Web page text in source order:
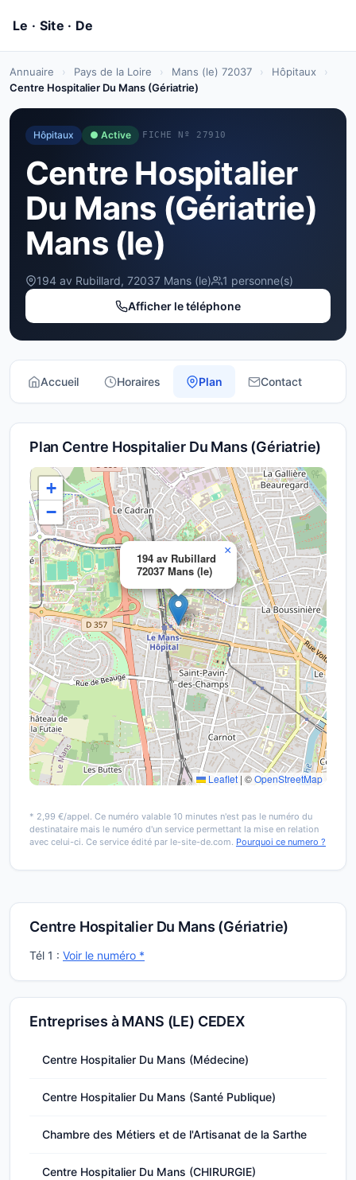
Annuaire › Pays de la Loire › Mans (le) 72037 › Hôpitaux
›
Centre Hospitalier Du Mans (Gériatrie)
Hôpitaux ● Active FICHE Nº 27910
Centre Hospitalier
Du Mans (Gériatrie)
Mans (le)
194 av Rubillard, 72037 Mans (le)
1 personne(s)
Afficher le téléphone
Accueil Horaires Plan Contact
Plan Centre Hospitalier Du Mans (Gériatrie)
194 av Rubillard
72037 Mans (le)
×
+
−
Leaflet | ©OpenStreetMap
* 2,99 €/appel. Ce numéro valable 10 minutes n'est pas le numéro du
destinataire mais le numéro d'un service permettant la mise en relation
avec celui-ci. Ce service édité par le-site-de.com. Pourquoi ce numero ?
Centre Hospitalier Du Mans (Gériatrie)
Tél 1 : Voir le numéro *
Entreprises à MANS (LE) CEDEX
Centre Hospitalier Du Mans (Médecine)
Centre Hospitalier Du Mans (Santé Publique)
Chambre des Métiers et de l'Artisanat de la Sarthe
Centre Hospitalier Du Mans (CHIRURGIE)